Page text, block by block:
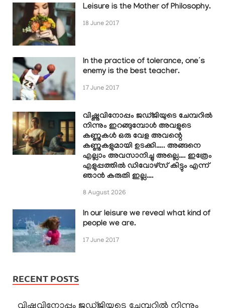
Leisure is the Mother of Philosophy.
18 June 2017
In the practice of tolerance, one’s
enemy is the best teacher.
17 June 2017
വിഷ്ണുവിനോപ്പം ജഡ്ജിയുടെ ചേമ്പറിൽ
നിന്നും ഇറങ്ങുമ്പോൾ അവളുടെ
കണ്ണുകൾ ഒരു വേള അവന്റെ
കണ്ണുകളുമായി ഉടക്കി….. അങ്ങനെ
എല്ലാം അവസാനിച്ചു അല്ലെ…. ഇത്രേം
എളുപ്പത്തിൽ ഡിവോഴ്സ് കിട്ടും എന്ന്
ഞാൻ കരുതി ഇല്ല….
8 August 2026
In our leisure we reveal what kind of
people we are.
17 June 2017
RECENT POSTS